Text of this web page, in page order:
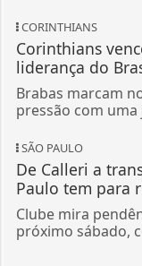
CORINTHIANS
Corinthians
liderança do
Brabas marcam
pressão com
SÃO PAULO
De Calleri a
Paulo tem para
Clube mira
próximo sábado,